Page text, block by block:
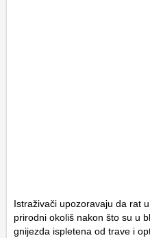
Istraživači upozoravaju da rat
prirodni okoliš nakon što su u
gnijezda ispletena od trave i